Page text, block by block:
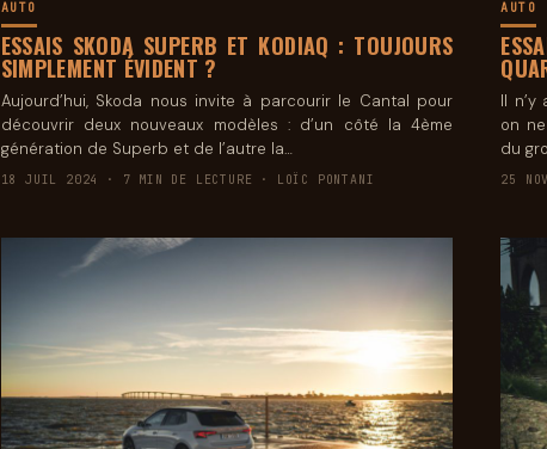
AUTO
ESSAIS SKODA SUPERB ET KODIAQ : TOUJOURS
SIMPLEMENT ÉVIDENT ?
Aujourd’hui, Skoda nous invite à parcourir le Cantal pour
découvrir deux nouveaux modèles : d’un côté la 4ème
génération de Superb et de l’autre la…
18 JUIL 2024 · 7 MIN DE LECTURE · LOÏC PONTANI
AUTO
Il n’y
on
du
25